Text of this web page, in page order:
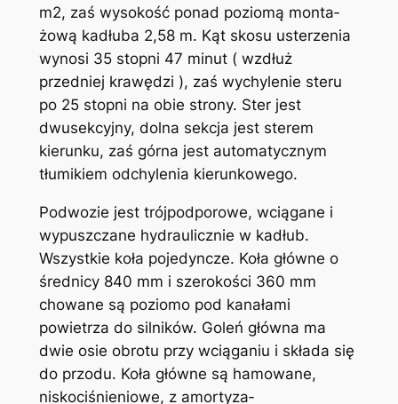
m2, zaś wysokość ponad poziomą monta­
żową kadłuba 2,58 m. Kąt skosu usterzenia
wynosi 35 stopni 47 minut ( wzdłuż
przedniej krawędzi ), zaś wychylenie steru
po 25 stopni na obie strony. Ster jest
dwusekcyjny, dolna sek­cja jest sterem
kierunku, zaś górna jest automatycznym
tłumikiem odchylenia kierunkowego.
Podwozie jest trójpodporowe, wciągane i
wypuszczane hydrauli­cznie w kadłub.
Wszystkie koła pojedyncze. Koła główne o
średnicy 840 mm i szerokości 360 mm
chowane są poziomo pod kanałami
powietrza do silników. Goleń główna ma
dwie osie obro­tu przy wciąganiu i składa się
do przodu. Koła główne są hamowa­ne,
niskociśnieniowe, z amortyza­